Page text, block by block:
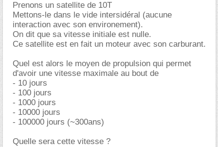
Prenons un satellite de 10T
Mettons-le dans le vide intersidéral (aucune
interaction avec son environement).
On dit que sa vitesse initiale est nulle.
Ce satellite est en fait un moteur avec son carburant.
Quel est alors le moyen de propulsion qui permet
d'avoir une vitesse maximale au bout de
- 10 jours
- 100 jours
- 1000 jours
- 10000 jours
- 100000 jours (~300ans)
Quelle sera cette vitesse ?